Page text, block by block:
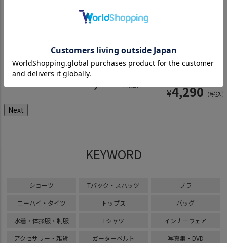
ノンワイヤーブラ〈白×ホワイ
トリボン〉
4,290
超超ローライズ Xフロン
ック〈白〉
ローライズ メイドパ
ツ〈白×ホワイトリ
ン〉
3,630
ノンワイヤーブラ〈白
×リボンなし〉
¥4,290
ホルターネック三
ラ〈白×ホワイト
¥4,290 （税込
Next
KEYWORD
ショーツ Tバック・スパッツ ブラ
ニーハイ・タイツ トップス バッグ
水着・体操服・制服 Tシャツ インナーウェア
アクセサリー・雑貨 ガーターベルト 写真集・DVD